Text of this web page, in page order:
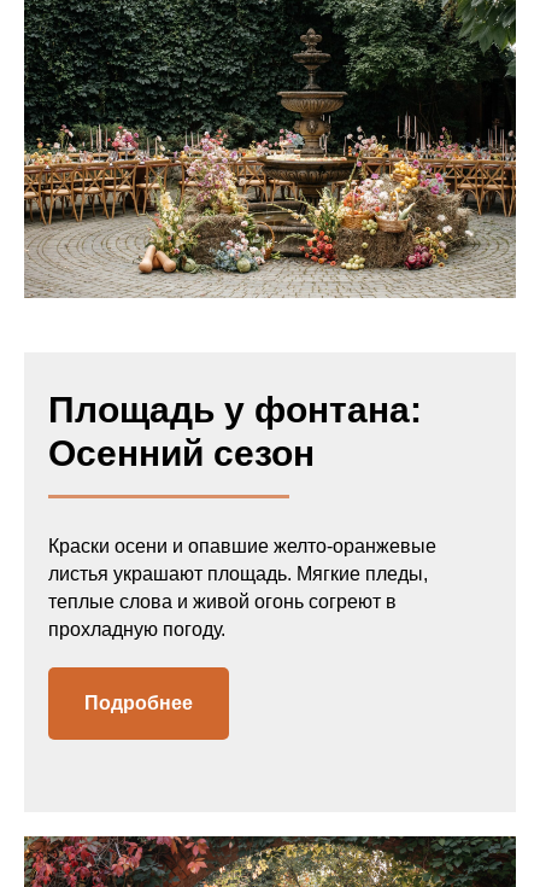
Площадь у фонтана:
Осенний сезон
Краски осени и опавшие желто-оранжевые
листья украшают площадь. Мягкие пледы,
теплые слова и живой огонь согреют в
прохладную погоду.
Подробнее